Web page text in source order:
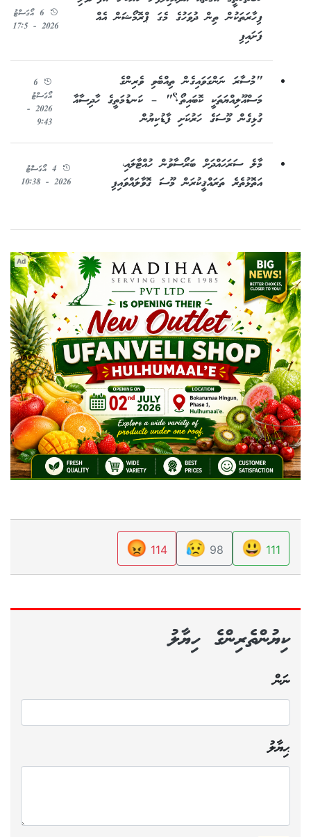
ފިހާރަތަކުން ތިން ދުވަހުގެ މެގަ ޕްރޮމޯޝަން އެއް
ފަށައިފި
6 އޯގަސްޓު
2026 - 17:5
"މުސާރަ ނަންގަވައިގެން ތިއްބެވި ވެރިންގެ
މަސްއޫލިއްޔަތަކީ ކޮބައިތޯ؟" – ކަނޑުމަތީގެ ހާދިސާއާ
ގުޅިގެން މޫސަގެ ހަރުކަށި ފާޑުކިޔުން
6
އޯގަސްޓު
2026 -
9:43
މާލެ ސަރަހައްދަށް ބަރޯސާވުން ހުއްޓާލައި،
އަތޮޅުތެރެ ތަރައްޤީކުރަން މޫސަ ގޮވާލައްވައިފި
4 އޯގަސްޓު
2026 - 10:38
Ad
111
😃
98
😥
114
😡
ކިޔުންތެރިންގެ ހިޔާލު
ނަން
ޙިޔާލު